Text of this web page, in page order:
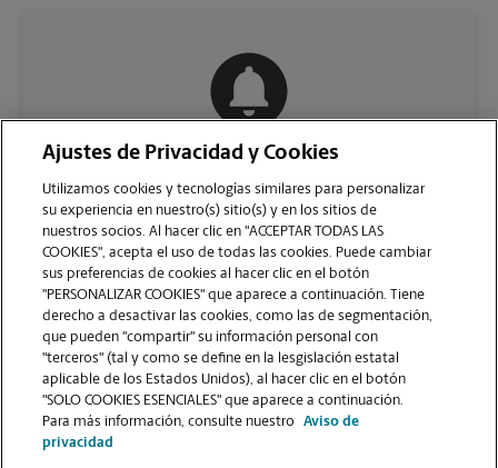
VER LA PÁGINA DE LA TIENDA
Ajustes de Privacidad y Cookies
Utilizamos cookies y tecnologías similares para personalizar
su experiencia en nuestro(s) sitio(s) y en los sitios de
nuestros socios. Al hacer clic en "ACCEPTAR TODAS LAS
COOKIES", acepta el uso de todas las cookies. Puede cambiar
sus preferencias de cookies al hacer clic en el botón
"PERSONALIZAR COOKIES" que aparece a continuación. Tiene
derecho a desactivar las cookies, como las de segmentación,
que pueden "compartir" su información personal con
"terceros" (tal y como se define en la lesgislación estatal
aplicable de los Estados Unidos), al hacer clic en el botón
"SOLO COOKIES ESENCIALES" que aparece a continuación.
Para más información, consulte nuestro
Aviso de
privacidad